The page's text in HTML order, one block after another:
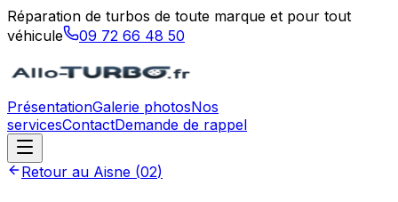
Réparation de turbos de toute marque et pour tout
véhicule
09 72 66 48 50
PrésentationGalerie photosNos
servicesContactDemande de rappel
Retour au Aisne (02)